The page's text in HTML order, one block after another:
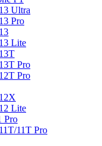
Ultra
Pro
Lite
Pro
Pro
Lite
Pro
11T Pro